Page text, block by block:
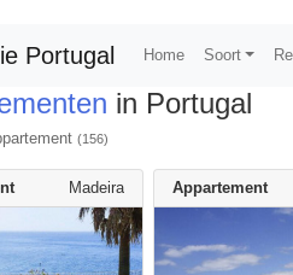
Portugal Home Soort
in Portugal
(156)
Madeira Appartement